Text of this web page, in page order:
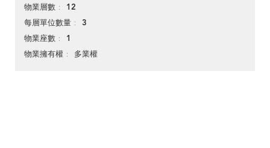
物業層數 12
每層單位數量 3
物業座數 1
物業擁有權 多業權